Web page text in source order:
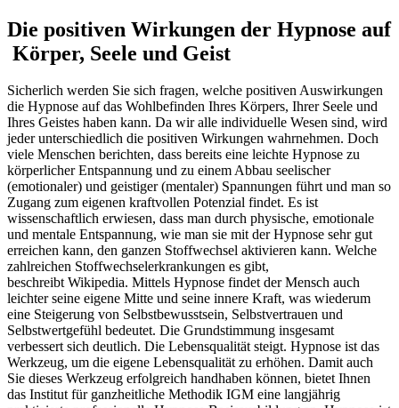
Die positiven Wirkungen der Hypnose auf
Körper, Seele und Geist
Sicherlich werden Sie sich fragen, welche positiven Auswirkungen
die Hypnose auf das Wohlbefinden Ihres Körpers, Ihrer Seele und
Ihres Geistes haben kann. Da wir alle individuelle Wesen sind, wird
jeder unterschiedlich die positiven Wirkungen wahrnehmen. Doch
viele Menschen berichten, dass bereits eine leichte Hypnose zu
körperlicher Entspannung und zu einem Abbau seelischer
(emotionaler) und geistiger (mentaler) Spannungen führt und man so
Zugang zum eigenen kraftvollen Potenzial findet. Es ist
wissenschaftlich erwiesen, dass man durch physische, emotionale
und mentale Entspannung, wie man sie mit der Hypnose sehr gut
erreichen kann, den ganzen Stoffwechsel aktivieren kann. Welche
zahlreichen Stoffwechselerkrankungen es gibt,
beschreibt Wikipedia. Mittels Hypnose findet der Mensch auch
leichter seine eigene Mitte und seine innere Kraft, was wiederum
eine Steigerung von Selbstbewusstsein, Selbstvertrauen und
Selbstwertgefühl bedeutet. Die Grundstimmung insgesamt
verbessert sich deutlich. Die Lebensqualität steigt. Hypnose ist das
Werkzeug, um die eigene Lebensqualität zu erhöhen. Damit auch
Sie dieses Werkzeug erfolgreich handhaben können, bietet Ihnen
das Institut für ganzheitliche Methodik IGM eine langjährig